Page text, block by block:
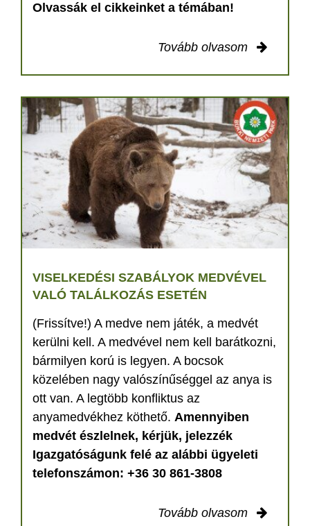
Olvassák el cikkeinket a témában!
Tovább olvasom
VISELKEDÉSI SZABÁLYOK MEDVÉVEL
VALÓ TALÁLKOZÁS ESETÉN
(Frissítve!) A medve nem játék, a medvét
kerülni kell. A medvével nem kell barátkozni,
bármilyen korú is legyen. A bocsok
közelében nagy valószínűséggel az anya is
ott van. A legtöbb konfliktus az
anyamedvékhez köthető. Amennyiben
medvét észlelnek, kérjük, jelezzék
Igazgatóságunk felé az alábbi ügyeleti
telefonszámon: +36 30 861-3808
Tovább olvasom